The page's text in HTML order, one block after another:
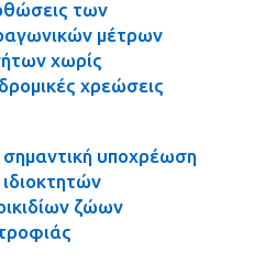
των
μέτρων
χωρίς
χρεώσεις
υποχρέωση
ζώων